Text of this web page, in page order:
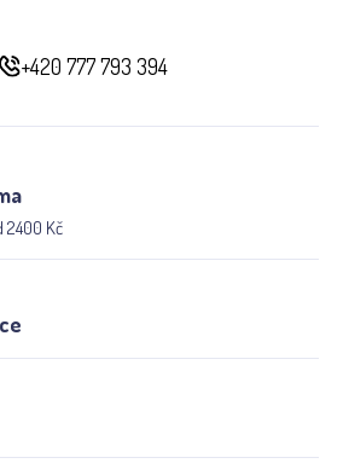
+420 777 793 394
2400 Kč